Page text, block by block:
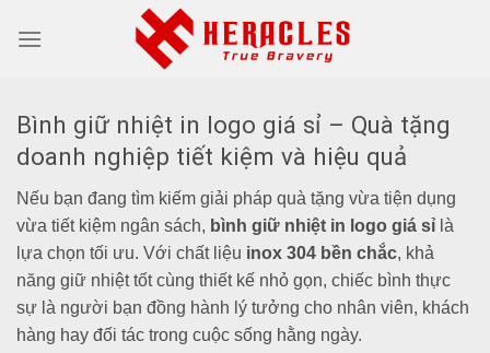
Bình giữ nhiệt in logo giá sỉ – Quà tặng
doanh nghiệp tiết kiệm và hiệu quả
Nếu bạn đang tìm kiếm giải pháp quà tặng vừa tiện dụng
vừa tiết kiệm ngân sách, bình giữ nhiệt in logo giá sỉ là
lựa chọn tối ưu. Với chất liệu inox 304 bền chắc, khả
năng giữ nhiệt tốt cùng thiết kế nhỏ gọn, chiếc bình thực
sự là người bạn đồng hành lý tưởng cho nhân viên, khách
hàng hay đối tác trong cuộc sống hằng ngày.